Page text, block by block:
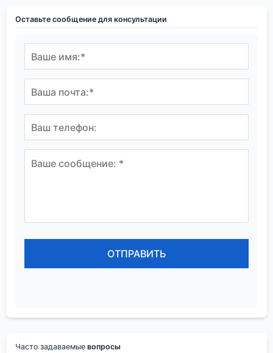
Оставьте сообщение для консультации
Часто задаваемые вопросы